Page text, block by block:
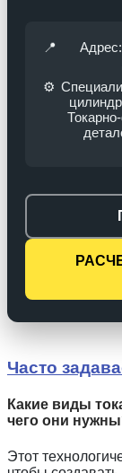
📍
⚙️
Часто
Какие виды
чего они
Этот